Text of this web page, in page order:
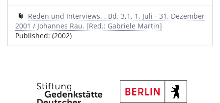
Reden und Interviews. . Bd. 3,1, 1. Juli - 31. Dezember
2001 / Johannes Rau. [Red.: Gabriele Martin]
Published: (2002)